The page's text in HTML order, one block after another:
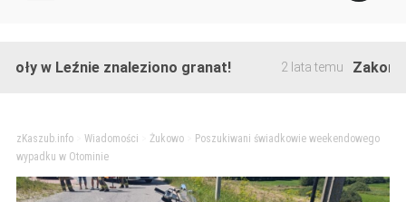
Leźnie znaleziono granat! 2 lata temu Zakończono
zKaszub.info> Wiadomości Żukowo>
Poszukiwani świadkowie weekendowego
wypadku w Otominie